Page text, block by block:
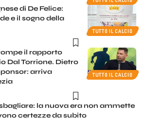
TUTTO IL CALCIO
di De Felice:
e il sogno della
TUTTO IL CALCIO
il rapporto
Dal Torrione. Dietro
arriva
la nuova era non ammette
certezze da subito